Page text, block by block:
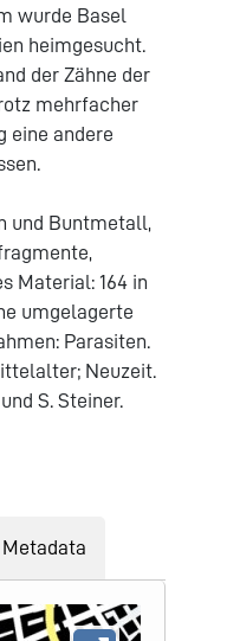
wurde Basel
heimgesucht.
der Zähne der
mehrfacher
eine andere
und Buntmetall,
Material: 164 in
umgelagerte
Parasiten.
Neuzeit.
S. Steiner.
Metadata